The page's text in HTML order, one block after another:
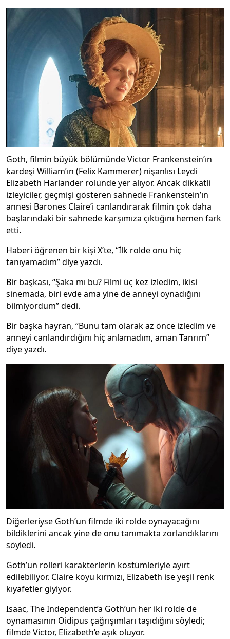
Goth, filmin büyük bölümünde Victor Frankenstein’ın
kardeşi William’ın (Felix Kammerer) nişanlısı Leydi
Elizabeth Harlander rolünde yer alıyor. Ancak dikkatli
izleyiciler, geçmişi gösteren sahnede Frankenstein’ın
annesi Barones Claire’i canlandırarak filmin çok daha
başlarındaki bir sahnede karşımıza çıktığını hemen fark
etti.
Haberi öğrenen bir kişi X’te, “İlk rolde onu hiç
tanıyamadım” diye yazdı.
Bir başkası, “Şaka mı bu? Filmi üç kez izledim, ikisi
sinemada, biri evde ama yine de anneyi oynadığını
bilmiyordum” dedi.
Bir başka hayran, “Bunu tam olarak az önce izledim ve
anneyi canlandırdığını hiç anlamadım, aman Tanrım”
diye yazdı.
Diğerleriyse Goth’un filmde iki rolde oynayacağını
bildiklerini ancak yine de onu tanımakta zorlandıklarını
söyledi.
Goth’un rolleri karakterlerin kostümleriyle ayırt
edilebiliyor. Claire koyu kırmızı, Elizabeth ise yeşil renk
kıyafetler giyiyor.
Isaac, The Independent’a Goth’un her iki rolde de
oynamasının Oidipus çağrışımları taşıdığını söyledi;
filmde Victor, Elizabeth’e aşık oluyor.